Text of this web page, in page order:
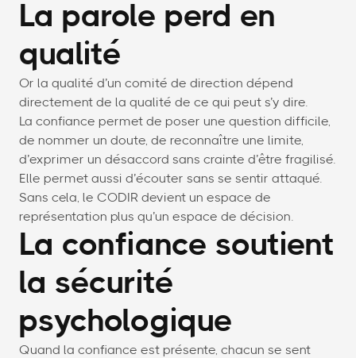
La parole perd en
qualité
Or la qualité d’un comité de direction dépend
directement de la qualité de ce qui peut s’y dire.
La confiance permet de poser une question difficile,
de nommer un doute, de reconnaître une limite,
d’exprimer un désaccord sans crainte d’être fragilisé.
Elle permet aussi d’écouter sans se sentir attaqué.
Sans cela, le CODIR devient un espace de
représentation plus qu’un espace de décision.
La confiance soutient
la sécurité
psychologique
Quand la confiance est présente, chacun se sent